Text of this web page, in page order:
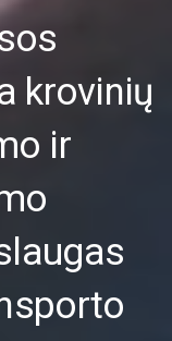
krovinių
ir